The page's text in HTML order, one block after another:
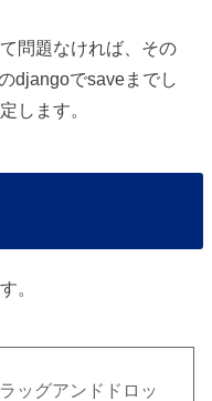
問題なければ、その
djangoでsaveまでし
します。
。
ッグアンドドロッ